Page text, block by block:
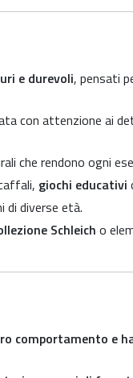
e durevoli, pensati
con attenzione ai
che rendono ogni
giochi educativi
di diverse età.
Schleich o
comportamento e